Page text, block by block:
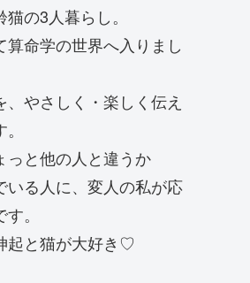
の3人暮らし。
算命学の世界へ入りまし
やさしく・楽しく伝え
っと他の人と違うか
いる人に、変人の私が応
。
起と猫が大好き♡